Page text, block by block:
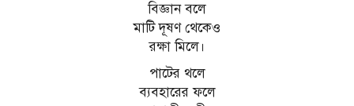
বিজ্ঞান বলে
মাটি দূষণ থেকেও
রক্ষা মিলে।
পাটের থলে
ব্যবহারের ফলে